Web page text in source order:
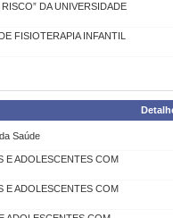
DA UNIVERSIDADE
FISIOTERAPIA INFANTIL
Saúde
E ADOLESCENTES COM
E ADOLESCENTES COM